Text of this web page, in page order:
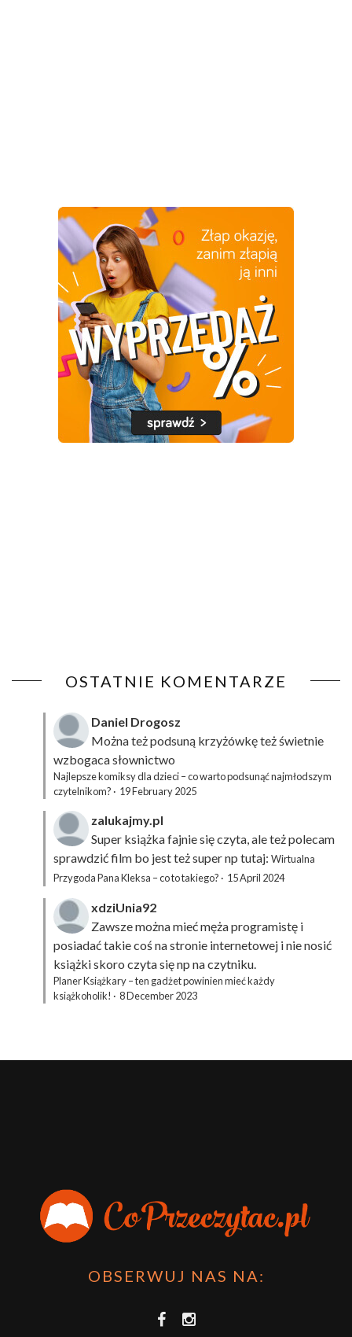
OSTATNIE KOMENTARZE
Daniel Drogosz
Można też podsuną krzyżówkęteż świetnie
wzbogaca słownictwo
Najlepsze komiksy dla dzieci – co warto podsunąć najmłodszym
czytelnikom? · 19 February 2025
zalukajmy.pl
Super książka fajnie się czyta, ale też polecam
sprawdzić film bo jest też super np tutaj: Wirtualna
Przygoda Pana Kleksa – co to takiego? · 15 April 2024
xdziUnia92
Zawsze można mieć męża programistę i
posiadać takie coś na stronie internetowej i nie nosić
książki skoro czyta się np na czytniku.
Planer Książkary – ten gadżet powinien mieć każdy
książkoholik! · 8 December 2023
OBSERWUJ NAS NA: